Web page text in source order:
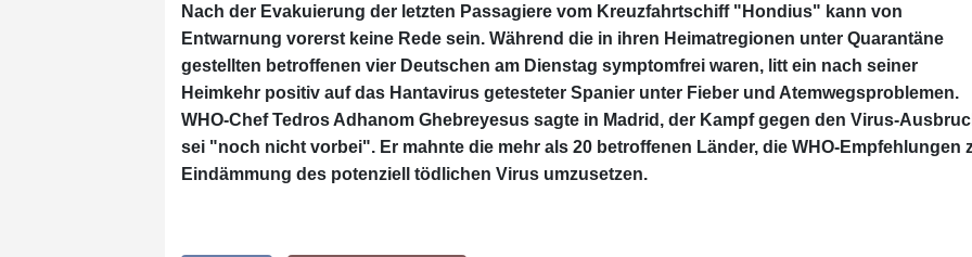
Nach der Evakuierung der letzten Passagiere vom Kreuzfahrtschiff "Hondius" kann von
Entwarnung vorerst keine Rede sein. Während die in ihren Heimatregionen unter Quarantäne
gestellten betroffenen vier Deutschen am Dienstag symptomfrei waren, litt ein nach seiner
Heimkehr positiv auf das Hantavirus getesteter Spanier unter Fieber und Atemwegsproblemen.
WHO-Chef Tedros Adhanom Ghebreyesus sagte in Madrid, der Kampf gegen den Virus-
sei "noch nicht vorbei". Er mahnte die mehr als 20 betroffenen Länder, die WHO-Empfehlungen
Eindämmung des potenziell tödlichen Virus umzusetzen.